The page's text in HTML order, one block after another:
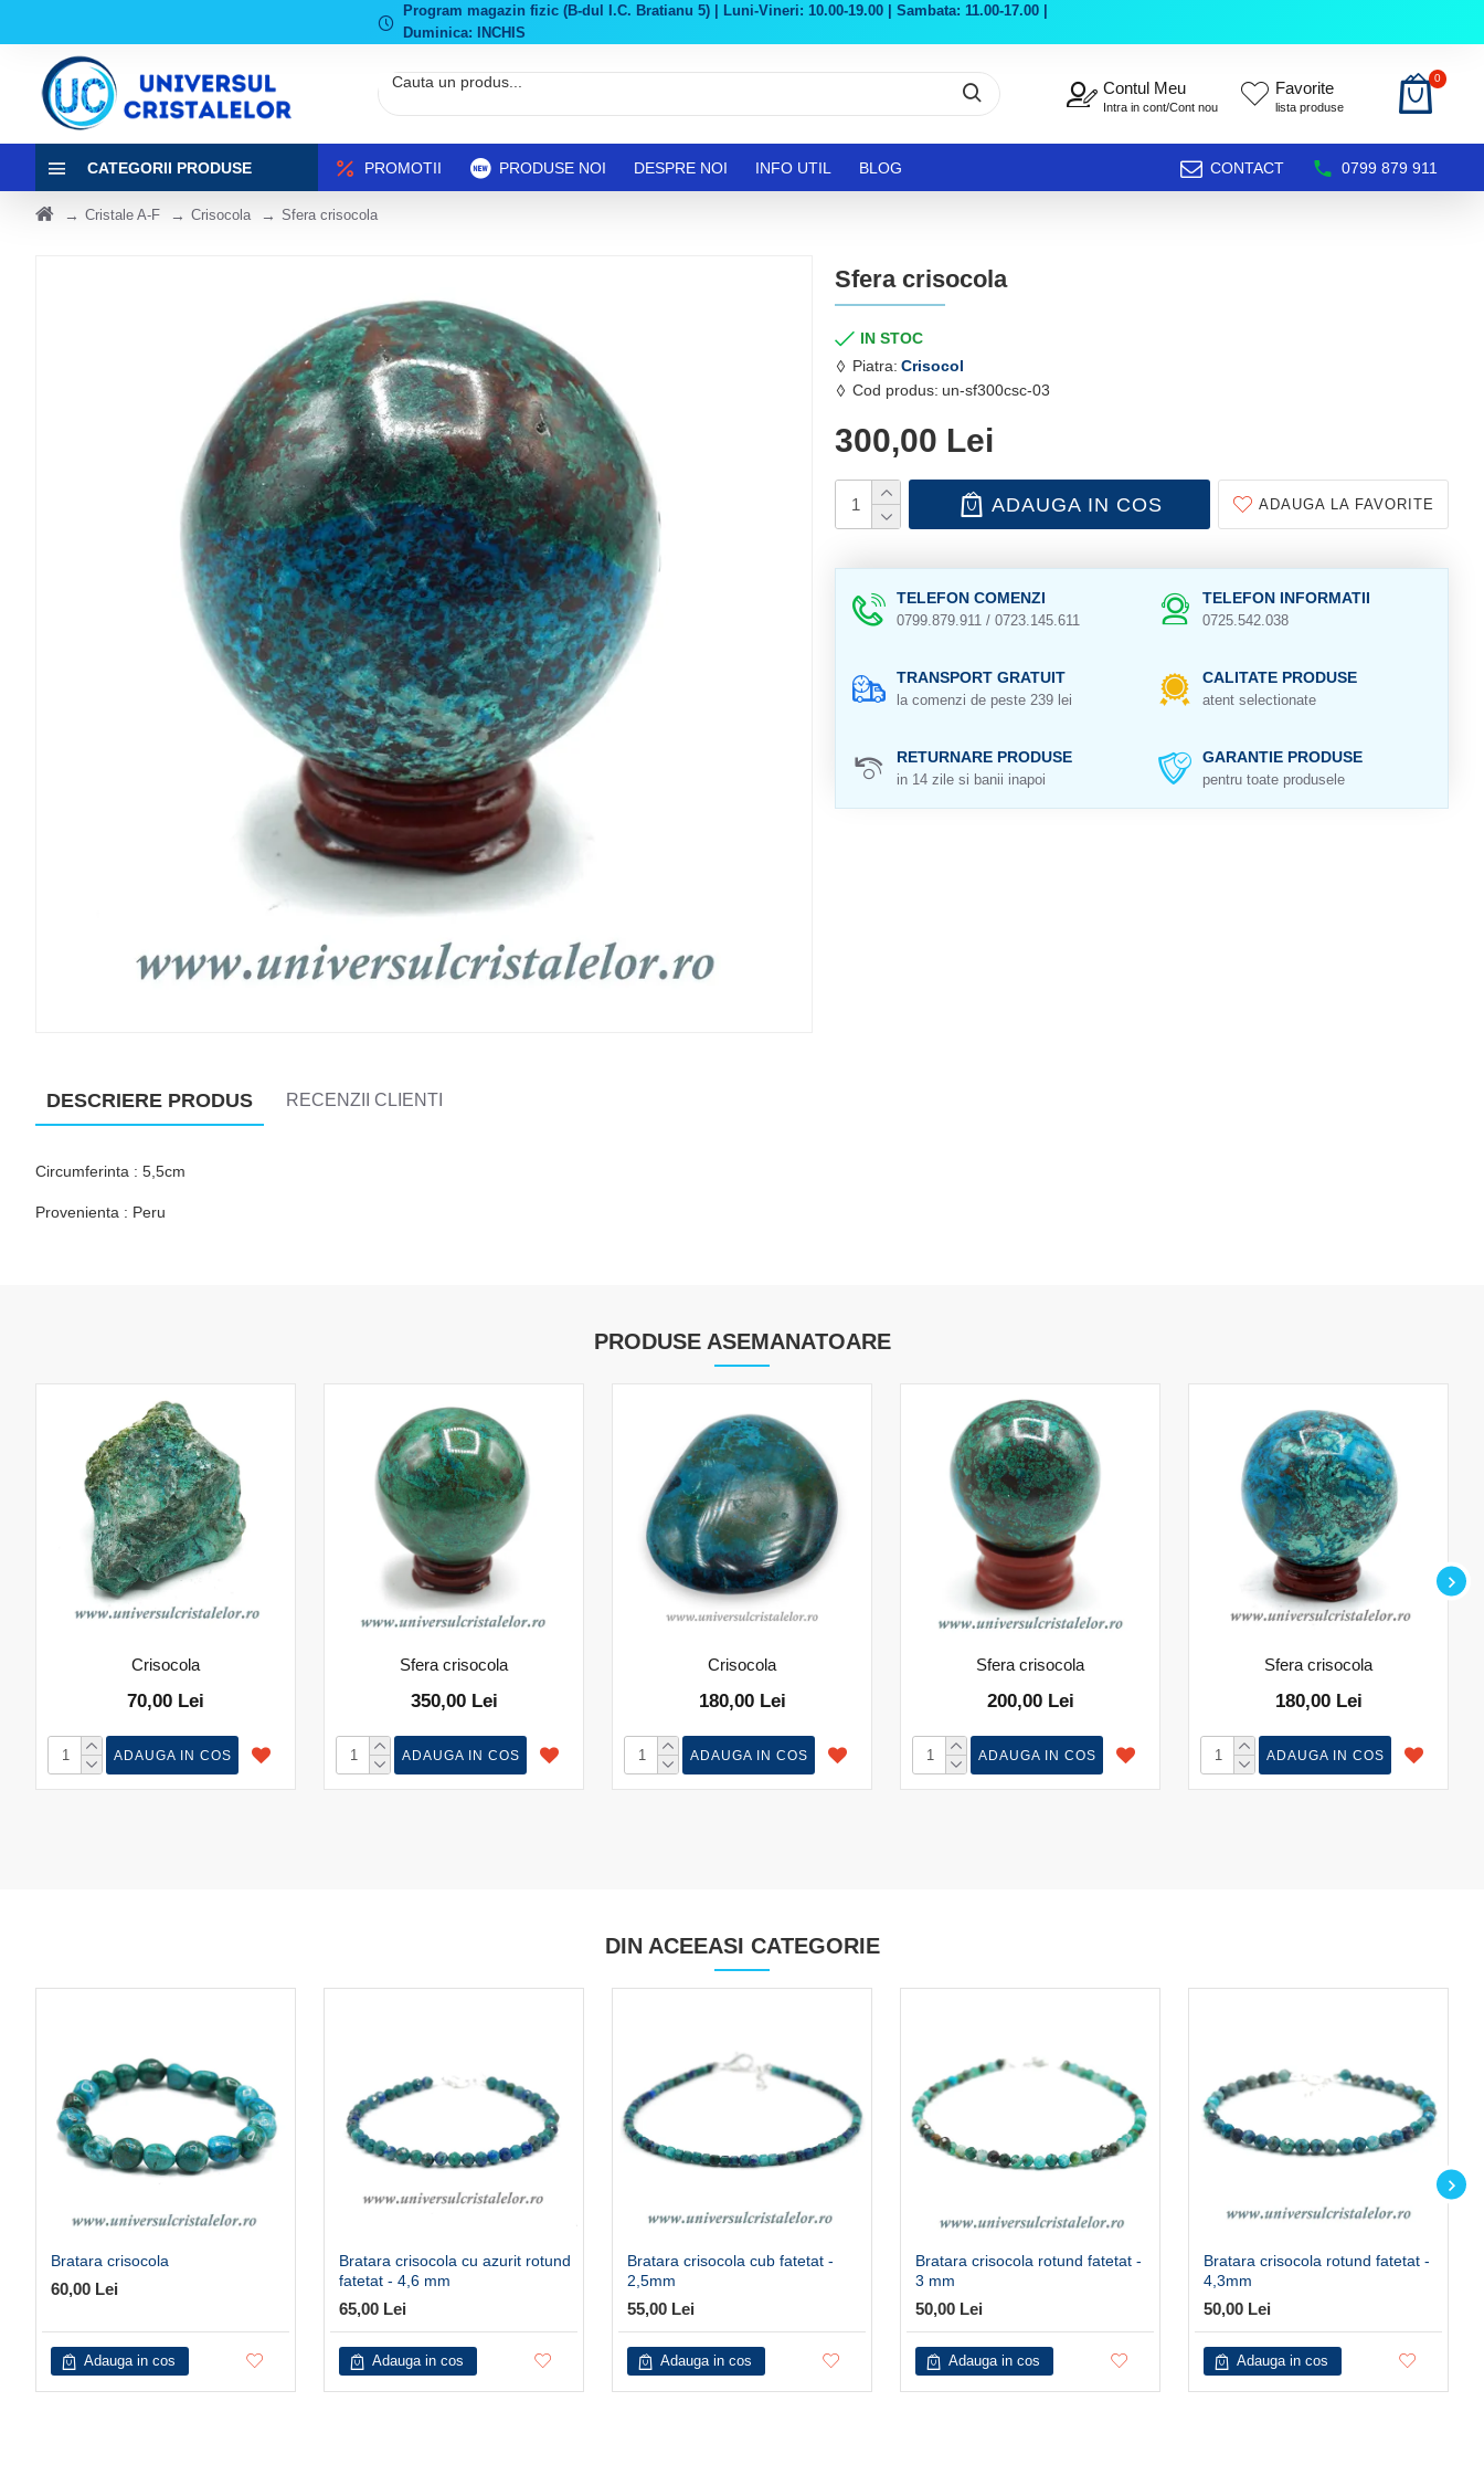
Program magazin fizic (B-dul I.C. Bratianu 5) | Luni-Vineri: 10.00-19.00 | Sambata: 11.00-17.00 |
Duminica: INCHIS
Contul Meu
Intra in cont/Cont nou
Favorite
lista produse
0
CATEGORII PRODUSE PROMOTII PRODUSE NOI DESPRE NOI INFO UTIL BLOG CONTACT 0799 879 911
Cristale A-F Crisocola Sfera crisocola
Sfera crisocola
IN STOC
Piatra: Crisocol
Cod produs: un-sf300csc-03
300,00 Lei
ADAUGA IN COS ADAUGA LA FAVORITE
TELEFON COMENZI
0799.879.911 / 0723.145.611
TELEFON INFORMATII
0725.542.038
TRANSPORT GRATUIT
la comenzi de peste 239 lei
CALITATE PRODUSE
atent selectionate
RETURNARE PRODUSE
in 14 zile si banii inapoi
GARANTIE PRODUSE
pentru toate produsele
DESCRIERE PRODUS RECENZII CLIENTI
Circumferinta : 5,5cm
Provenienta : Peru
PRODUSE ASEMANATOARE
Crisocola
70,00 Lei
ADAUGA IN COS
Sfera crisocola
350,00 Lei
ADAUGA IN COS
Crisocola
180,00 Lei
ADAUGA IN COS
Sfera crisocola
200,00 Lei
ADAUGA IN COS
Sfera crisocola
180,00 Lei
ADAUGA IN COS
DIN ACEEASI CATEGORIE
Bratara crisocola
60,00 Lei
Adauga in cos
Bratara crisocola cu azurit rotund
fatetat - 4,6 mm
65,00 Lei
Adauga in cos
Bratara crisocola cub fatetat -
2,5mm
55,00 Lei
Adauga in cos
Bratara crisocola rotund fatetat -
3 mm
50,00 Lei
Adauga in cos
Bratara crisocola rotund fatetat -
4,3mm
50,00 Lei
Adauga in cos